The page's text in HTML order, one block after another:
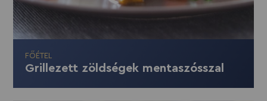
FŐÉTEL
Grillezett zöldségek mentaszósszal